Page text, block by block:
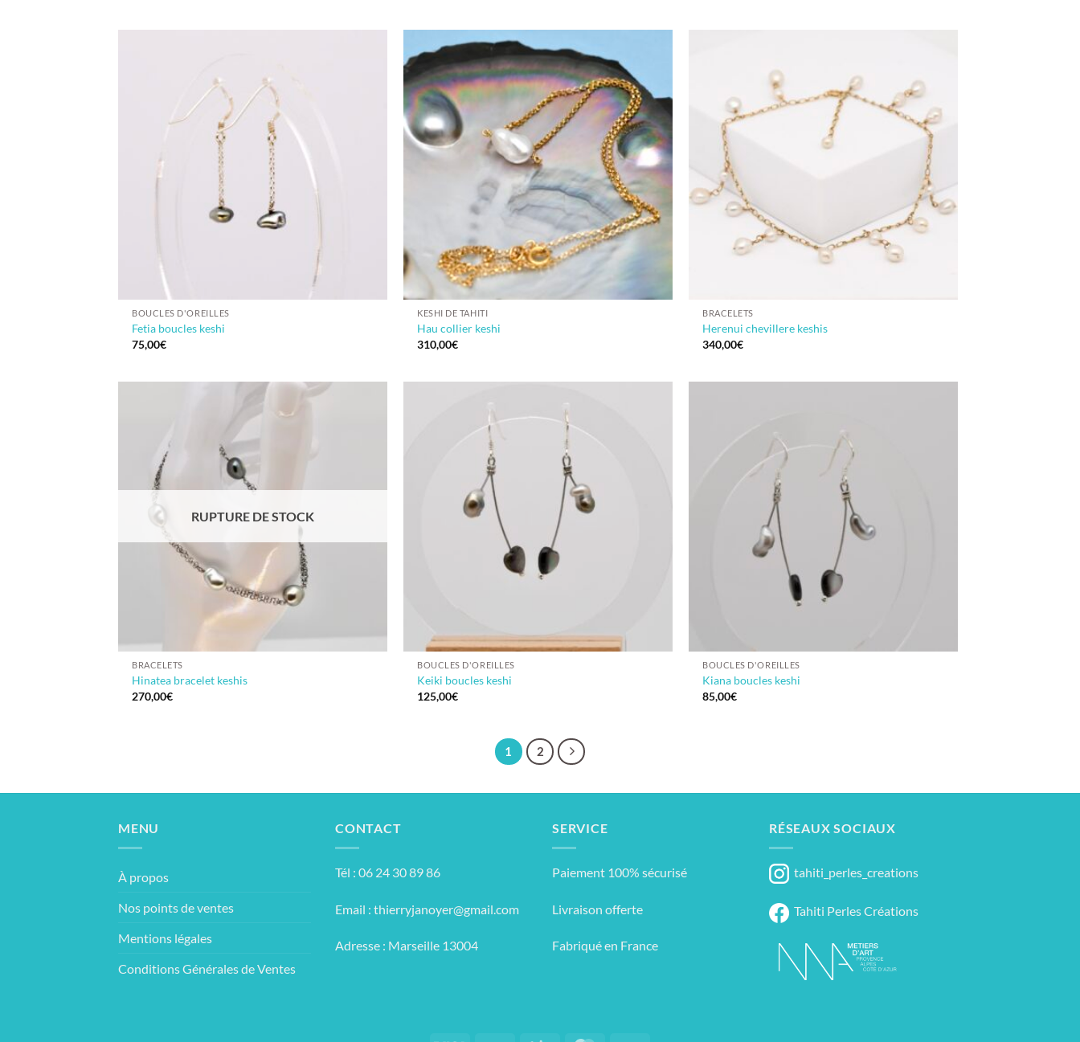
BOUCLES D'OREILLES
Fetia boucles keshi
75,00€
KESHI DE TAHITI
Hau collier keshi
310,00€
BRACELETS
Herenui chevillere keshis
340,00€
RUPTURE DE STOCK
BRACELETS
Hinatea bracelet keshis
270,00€
BOUCLES D'OREILLES
Keiki boucles keshi
125,00€
BOUCLES D'OREILLES
Kiana boucles keshi
85,00€
1 2
MENU
À propos
Nos points de ventes
Mentions légales
Conditions Générales de Ventes
CONTACT
Tél : 06 24 30 89 86
Email : thierryjanoyer@gmail.com
Adresse : Marseille 13004
SERVICE
Paiement 100% sécurisé
Livraison offerte
Fabriqué en France
RÉSEAUX SOCIAUX
tahiti_perles_creations
Tahiti Perles Créations